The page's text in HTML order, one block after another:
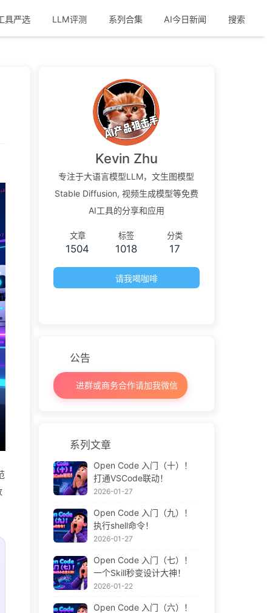
具严选 LLM评测 系列合集 AI今日新闻 搜索
Kevin Zhu
专注于大语言模型LLM，文生图模型
Stable Diffusion, 视频生成模型等免费
AI工具的分享和应用
文章
1504
标签
1018
分类
17
请我喝咖啡
公告
进群或商务合作请加我微信
系列文章
Open Code 入门（十）！
打通VSCode联动！
2026-01-27
Open Code 入门（九）！
执行shell命令！
2026-01-27
Open Code 入门（七）！
一个Skill秒变设计大神！
2026-01-22
Open Code 入门（六）！